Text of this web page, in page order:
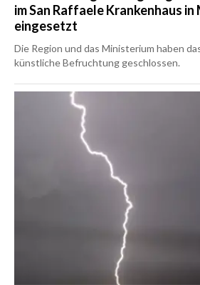
im San Raffaele Krankenhaus in
eingesetzt
Die Region und das Ministerium haben
künstliche Befruchtung geschlossen.